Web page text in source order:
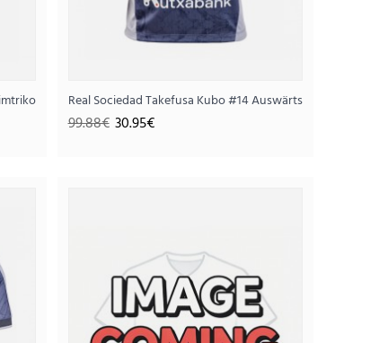
27 Kurzarm
2025-26 Kurzarm
Real Sociedad Takefusa Kubo #14 Auswärtstrikot 2025-26
99.88€ 30.95€